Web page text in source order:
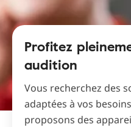
Profitez
audition
Vous recherchez des
adaptées à vos
proposons des